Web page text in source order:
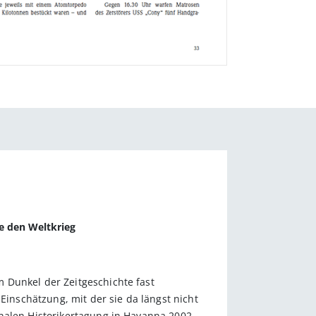
den Weltkrieg
Dunkel der Zeitgeschichte fast
mit der sie da längst nicht